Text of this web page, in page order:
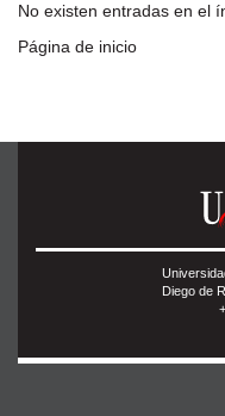
No existen entradas en el
Página de inicio
Diego de